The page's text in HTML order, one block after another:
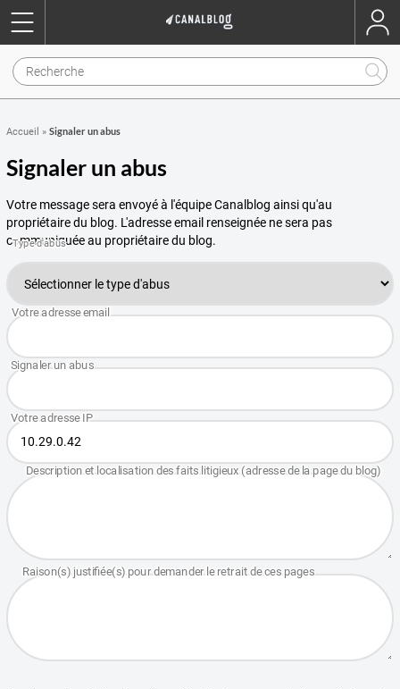
Accueil » Signaler un abus
Signaler un abus
Votre message sera envoyé à l'équipe Canalblog ainsi qu'au
propriétaire du blog. L'adresse email renseignée ne sera pas
communiquée au propriétaire du blog.